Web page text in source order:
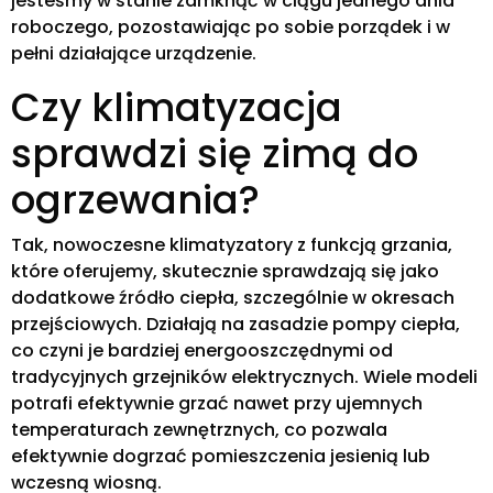
roboczego, pozostawiając po sobie porządek i w
pełni działające urządzenie.
Czy klimatyzacja
sprawdzi się zimą do
ogrzewania?
Tak, nowoczesne klimatyzatory z funkcją grzania,
które oferujemy, skutecznie sprawdzają się jako
dodatkowe źródło ciepła, szczególnie w okresach
przejściowych. Działają na zasadzie pompy ciepła,
co czyni je bardziej energooszczędnymi od
tradycyjnych grzejników elektrycznych. Wiele modeli
potrafi efektywnie grzać nawet przy ujemnych
temperaturach zewnętrznych, co pozwala
efektywnie dogrzać pomieszczenia jesienią lub
wczesną wiosną.